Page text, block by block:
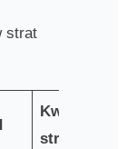
strat
Kwota
straty